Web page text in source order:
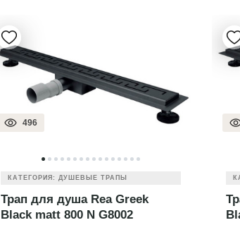
496
КАТЕГОРИЯ: ДУШЕВЫЕ ТРАПЫ
Трап для душа Rea Greek
Black matt 800 N G8002